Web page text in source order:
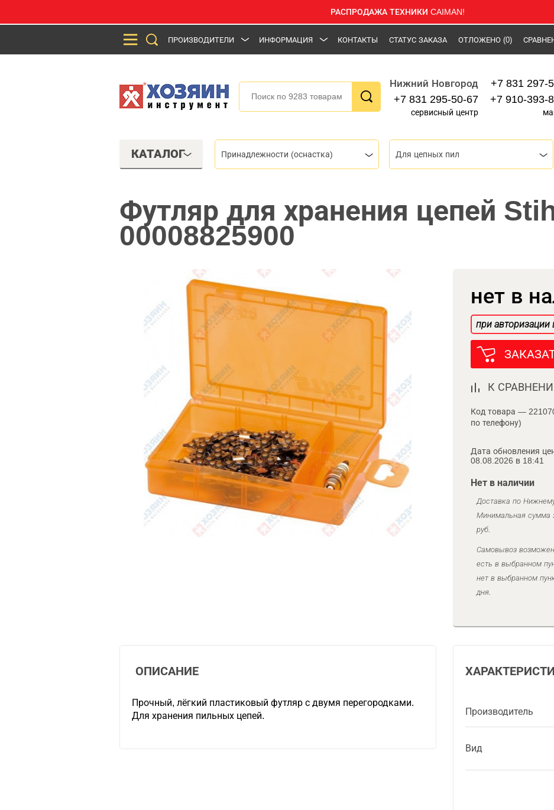
РАСПРОДАЖА ТЕХНИКИ CAIMAN!
ПРОИЗВОДИТЕЛИ ИНФОРМАЦИЯ КОНТАКТЫ СТАТУС ЗАКАЗА ОТЛОЖЕНО (0)
Нижний Новгород
+7 831 295-50-67
сервисный центр
+7 831 297-
+7 910-393-
КАТАЛОГ Принадлежности (оснастка) Для цепных пил
Футляр для хранения цепей
00008825900
нет в
при авторизации
К
Код товара —
по телефону)
Дата обновления
08.08.2026 в 18:41
Нет в наличии
Доставка по
Минимальная сумма
руб.
Самовывоз
есть в выбранном
нет в выбранном
дня.
Производитель
Вид
ОПИСАНИЕ
Прочный, лёгкий пластиковый футляр с двумя перегородками.
Для хранения пильных цепей.